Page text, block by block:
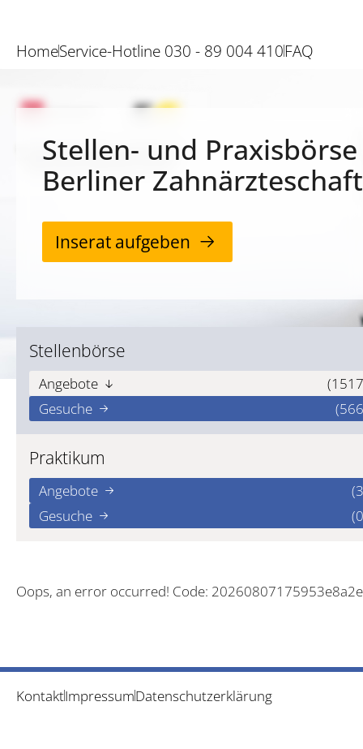
HomeService-Hotline 030 - 89 004 410FAQ
Stellen- und
Berliner Zahnärzteschaft
Inserat aufgeben
Stellenbörse
Angebote
Gesuche
Praktikum
Angebote
Gesuche
Oops, an error occurred! Code:
KontaktImpressumDatenschutzerklärung